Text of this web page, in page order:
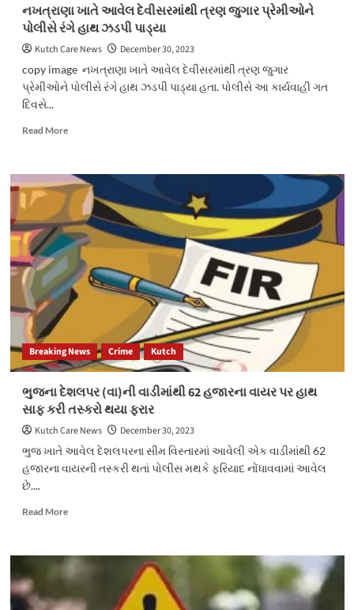
નખત્રાણા ખાતે આવેલ દેવીસરમાંથી ત્રણ જુગાર પ્રેમીઓને
પોલીસે રંગે હાથ ઝડપી પાડ્યા
Kutch Care News
December 30, 2023
copy image નખત્રાણા ખાતે આવેલ દેવીસરમાંથી ત્રણ જુગાર
પ્રેમીઓને પોલીસે રંગે હાથ ઝડપી પાડ્યા હતા. પોલીસે આ કાર્યવાહી ગત
દિવસે...
Read MoreRead
નખત્રાણા
ખાતે
આવેલ
દેવીસરમાંથી
ત્રણ
જુગાર
પ્રેમીઓને
પોલીસે
રંગે
હાથ
Breaking News Crime Kutch
ભુજના દેશલપર (વા)ની વાડીમાંથી 62 હજારના વાયર પર હાથ
સાફ કરી તસ્કરો થયા ફરાર
Kutch Care News
December 30, 2023
ભુજ ખાતે આવેલ દેશલપરના સીમ વિસ્તારમાં આવેલી એક વાડીમાંથી 62
હજારના વાયરની તસ્કરી થતાં પોલીસ મથકે ફરિયાદ નોંધાવવામાં આવેલ
છે....
Read MoreRead
ભુજના
(વા)ની
વાડીમાંથી